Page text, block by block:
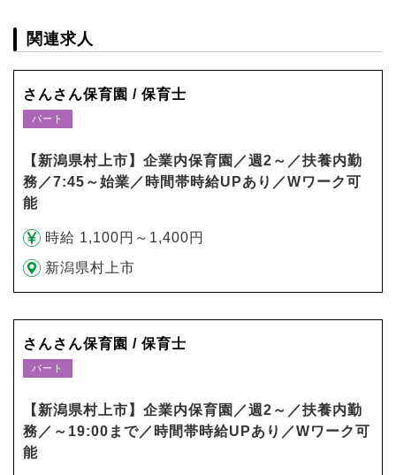
関連求人
さんさん保育園 / 保育士
パート
【新潟県村上市】企業内保育園／週2～／扶養内勤
務／7:45～始業／時間帯時給UPあり／Wワーク可
能
時給 1,100円～1,400円
新潟県村上市
さんさん保育園 / 保育士
パート
【新潟県村上市】企業内保育園／週2～／扶養内勤
務／～19:00まで／時間帯時給UPあり／Wワーク可
能